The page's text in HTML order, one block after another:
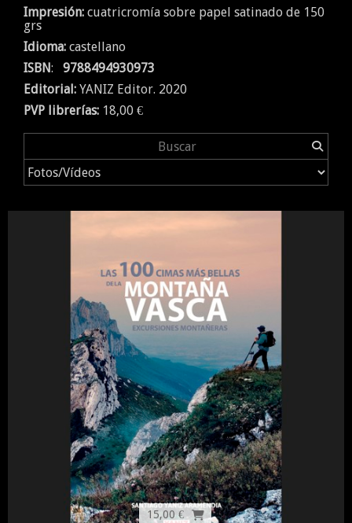
Impresión: cuatricromía sobre papel satinado de 150
grs
Idioma: castellano
ISBN: 9788494930973
Editorial: YANIZ Editor. 2020
PVP librerías: 18,00 €
15,00 €